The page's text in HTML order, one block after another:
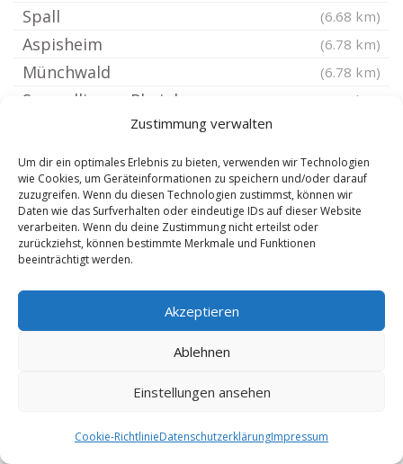
Zustimmung verwalten
Um dir ein optimales Erlebnis zu bieten, verwenden wir Technologien
wie Cookies, um Geräteinformationen zu speichern und/oder darauf
zuzugreifen. Wenn du diesen Technologien zustimmst, können wir
Daten wie das Surfverhalten oder eindeutige IDs auf dieser Website
verarbeiten. Wenn du deine Zustimmung nicht erteilst oder
zurückziehst, können bestimmte Merkmale und Funktionen
beeinträchtigt werden.
Akzeptieren
Ablehnen
Einstellungen ansehen
Cookie-RichtlinieDatenschutzerklärungImpressum
Spall (6.68 km)
Aspisheim (6.78 km)
Münchwald (6.78 km)
Sprendlingen Rheinhessen (6.78 km)
Schloßböckelheim
Neu-Bamberg (6.85 km)
Daxweiler (6.85 km)
Ockenheim Rheinhessen (6.87 km)
Badenheim
Altenbamberg
Dörrebach Hunsrück (6.94 km)
Fürfeld Kreis Bad Kreuznach
Bockenau (7.52 km)